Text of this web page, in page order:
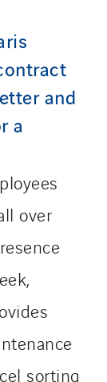
and
a
over
sorting